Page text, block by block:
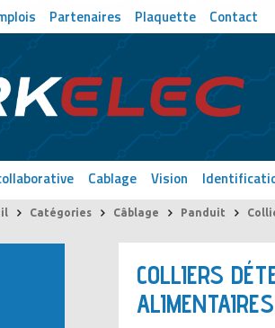
Partenaires Plaquette Contact
Cablage Vision
Catégories Câblage Panduit
COLLIERS